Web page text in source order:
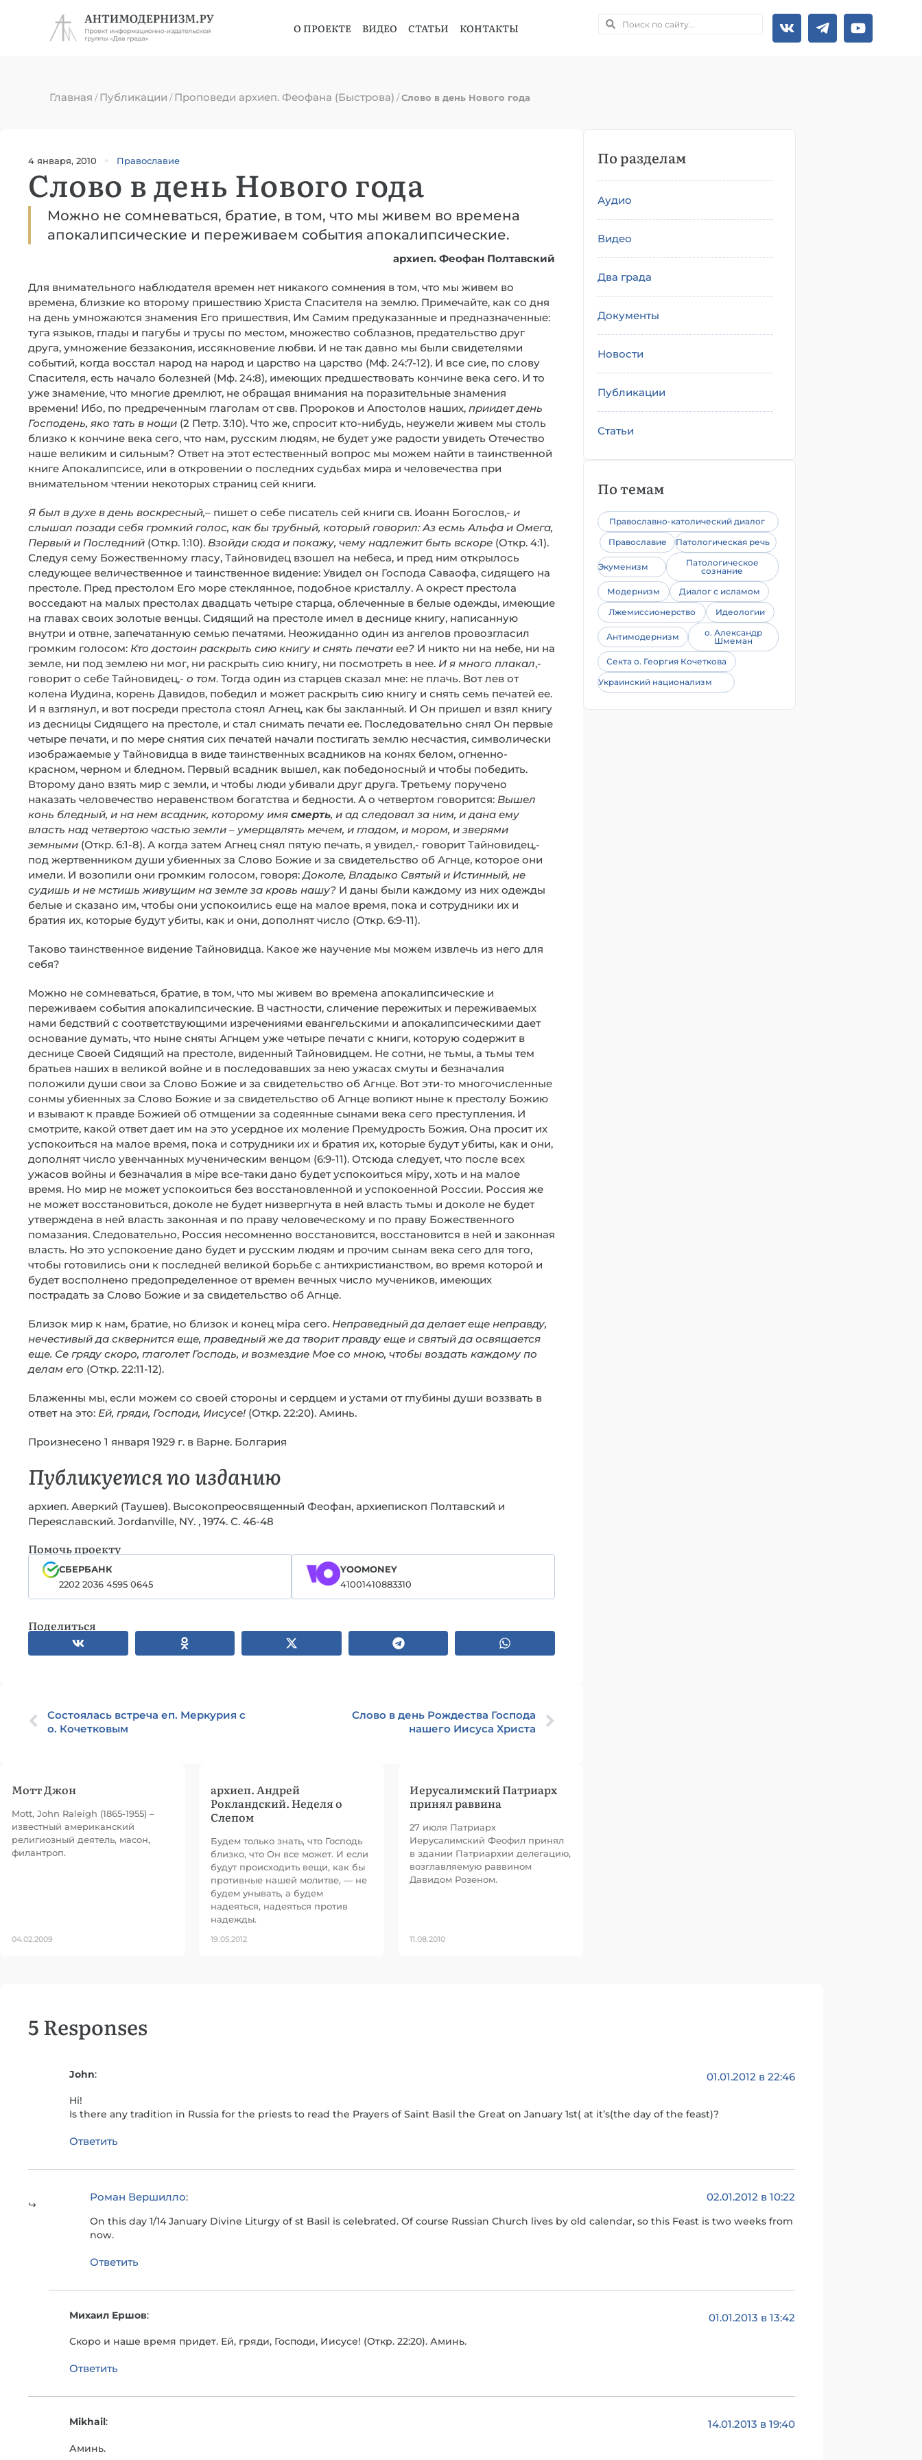
О ПРОЕКТЕ ВИДЕО СТАТЬИ КОНТАКТЫ
Главная /Публикации /Проповеди архиеп. Феофана (Быстрова) /Слово в день Нового года
4 января, 2010 Православие
Слово в день Нового года
Можно не сомневаться, братие, в том, что мы живем во времена
апокалипсические и переживаем события апокалипсические.
архиеп. Феофан Полтавский
Для внимательного наблюдателя времен нет никакого сомнения в том, что мы живем во
времена, близкие ко второму пришествию Христа Спасителя на землю. Примечайте, как со дня
на день умножаются знамения Его пришествия, Им Самим предуказанные и предназначенные:
туга языков, глады и пагубы и трусы по местом, множество соблазнов, предательство друг
друга, умножение беззакония, иссякновение любви. И не так давно мы были свидетелями
событий, когда восстал народ на народ и царство на царство (Мф. 24:7-12). И все сие, по слову
Спасителя, есть начало болезней (Мф. 24:8), имеющих предшествовать кончине века сего. И то
уже знамение, что многие дремлют, не обращая внимания на поразительные знамения
времени! Ибо, по предреченным глаголам от свв. Пророков и Апостолов наших, приидет день
Господень, яко тать в нощи (2 Петр. 3:10). Что же, спросит кто-нибудь, неужели живем мы столь
близко к кончине века сего, что нам, русским людям, не будет уже радости увидеть Отечество
наше великим и сильным? Ответ на этот естественный вопрос мы можем найти в таинственной
книге Апокалипсисе, или в откровении о последних судьбах мира и человечества при
внимательном чтении некоторых страниц сей книги.
Я был в духе в день воскресный,– пишет о себе писатель сей книги св. Иоанн Богослов,- и
слышал позади себя громкий голос, как бы трубный, который говорил: Аз есмь Альфа и Омега,
Первый и Последний (Откр. 1:10). Взойди сюда и покажу, чему надлежит быть вскоре (Откр. 4:1).
Следуя сему Божественному гласу, Тайновидец взошел на небеса, и пред ним открылось
следующее величественное и таинственное видение: Увидел он Господа Саваофа, сидящего на
престоле. Пред престолом Его море стеклянное, подобное кристаллу. А окрест престола
восседают на малых престолах двадцать четыре старца, облеченные в белые одежды, имеющие
на главах своих золотые венцы. Сидящий на престоле имел в деснице книгу, написанную
внутри и отвне, запечатанную семью печатями. Неожиданно один из ангелов провозгласил
громким голосом: Кто достоин раскрыть сию книгу и снять печати ее? И никто ни на небе, ни на
земле, ни под землею ни мог, ни раскрыть сию книгу, ни посмотреть в нее. И я много плакал,-
говорит о себе Тайновидец,- о том. Тогда один из старцев сказал мне: не плачь. Вот лев от
колена Иудина, корень Давидов, победил и может раскрыть сию книгу и снять семь печатей ее.
И я взглянул, и вот посреди престола стоял Агнец, как бы закланный. И Он пришел и взял книгу
из десницы Сидящего на престоле, и стал снимать печати ее. Последовательно снял Он первые
четыре печати, и по мере снятия сих печатей начали постигать землю несчастия, символически
изображаемые у Тайновидца в виде таинственных всадников на конях белом, огненно-
красном, черном и бледном. Первый всадник вышел, как победоносный и чтобы победить.
Второму дано взять мир с земли, и чтобы люди убивали друг друга. Третьему поручено
наказать человечество неравенством богатства и бедности. А о четвертом говорится: Вышел
конь бледный, и на нем всадник, которому имя смерть, и ад следовал за ним, и дана ему
власть над четвертою частью земли – умерщвлять мечем, и гладом, и мором, и зверями
земными (Откр. 6:1-8). А когда затем Агнец снял пятую печать, я увидел,- говорит Тайновидец,-
под жертвенником души убиенных за Слово Божие и за свидетельство об Агнце, которое они
имели. И возопили они громким голосом, говоря:Доколе, Владыко Святый и Истинный, не
судишь и не мстишь живущим на земле за кровь нашу? И даны были каждому из них одежды
белые и сказано им, чтобы они успокоились еще на малое время, пока и сотрудники их и
братия их, которые будут убиты, как и они, дополнят число (Откр. 6:9-11).
Таково таинственное видение Тайновидца. Какое же научение мы можем извлечь из него для
себя?
Можно не сомневаться, братие, в том, что мы живем во времена апокалипсические и
переживаем события апокалипсические. В частности, сличение пережитых и переживаемых
нами бедствий с соответствующими изречениями евангельскими и апокалипсическими дает
основание думать, что ныне сняты Агнцем уже четыре печати с книги, которую содержит в
деснице Своей Сидящий на престоле, виденный Тайновидцем. Не сотни, не тьмы, а тьмы тем
братьев наших в великой войне и в последовавших за нею ужасах смуты и безначалия
положили души свои за Слово Божие и за свидетельство об Агнце. Вот эти-то многочисленные
сонмы убиенных за Слово Божие и за свидетельство об Агнце вопиют ныне к престолу Божию
и взывают к правде Божией об отмщении за содеянные сынами века сего преступления. И
смотрите, какой ответ дает им на это усердное их моление Премудрость Божия. Она просит их
успокоиться на малое время, пока и сотрудники их и братия их, которые будут убиты, как и они,
дополнят число увенчанных мученическим венцом (6:9-11). Отсюда следует, что после всех
ужасов войны и безначалия в мiре все-таки дано будет успокоиться мiру, хоть и на малое
время. Но мир не может успокоиться без восстановленной и успокоенной России. Россия же
не может восстановиться, доколе не будет низвергнута в ней власть тьмы и доколе не будет
утверждена в ней власть законная и по праву человеческому и по праву Божественного
помазания. Следовательно, Россия несомненно восстановится, восстановится в ней и законная
власть. Но это успокоение дано будет и русским людям и прочим сынам века сего для того,
чтобы готовились они к последней великой борьбе с антихристианством, во время которой и
будет восполнено предопределенное от времен вечных число мучеников, имеющих
пострадать за Слово Божие и за свидетельство об Агнце.
Близок мир к нам, братие, но близок и конец мiра сего. Неправедный да делает еще неправду,
нечестивый да сквернится еще, праведный же да творит правду еще и святый да освящается
еще. Се гряду скоро, глаголет Господь, и возмездие Мое со мною, чтобы воздать каждому по
делам его (Откр. 22:11-12).
Блаженны мы, если можем со своей стороны и сердцем и устами от глубины души воззвать в
ответ на это: Ей, гряди, Господи, Иисусе! (Откр. 22:20). Аминь.
Произнесено 1 января 1929 г. в Варне. Болгария
Публикуется по изданию
архиеп. Аверкий (Таушев). Высокопреосвященный Феофан, архиепископ Полтавский и
Переяславский. Jordanville, NY. , 1974. С. 46-48
Помочь проекту
СБЕРБАНК
2202 2036 4595 0645
YOOMONEY
41001410883310
Поделиться
Состоялась встреча еп. Меркурия с
о. Кочетковым
Слово в день Рождества Господа
нашего Иисуса Христа
Мотт Джон
Mott, John Raleigh (1865-1955) –
известный американский
религиозный деятель, масон,
филантроп.
04.02.2009
архиеп. Андрей
Рокландский. Неделя о
Слепом
Будем только знать, что Господь
близко, что Он все может. И если
будут происходить вещи, как бы
противные нашей молитве, — не
будем унывать, а будем
надеяться, надеяться против
надежды.
19.05.2012
Иерусалимский Патриарх
принял раввина
27 июля Патриарх
Иерусалимский Феофил принял
в здании Патриархии делегацию,
возглавляемую раввином
Давидом Розеном.
11.08.2010
По разделам
Аудио
Видео
Два града
Документы
Новости
Публикации
Статьи
По темам
Православно-католический диалог
Православие
Патологическая речь
Экуменизм
Патологическое
сознание
Модернизм
Диалог с исламом
Лжемиссионерство
Идеологии
Антимодернизм
о. Александр
Шмеман
Секта о. Георгия Кочеткова
Украинский национализм
5 Responses
John: 01.01.2012 в 22:46
Hi!
Is there any tradition in Russia for the priests to read the Prayers of Saint Basil the Great on January 1st( at it’s(the day of the feast)?
Ответить
Роман Вершилло: 02.01.2012 в 10:22
On this day 1/14 January Divine Liturgy of st Basil is celebrated. Of course Russian Church lives by old calendar, so this Feast is two weeks from
now.
Ответить
Михаил Ершов: 01.01.2013 в 13:42
Скоро и наше время придет. Ей, гряди, Господи, Иисусе! (Откр. 22:20). Аминь.
Ответить
Mikhail: 14.01.2013 в 19:40
Аминь.